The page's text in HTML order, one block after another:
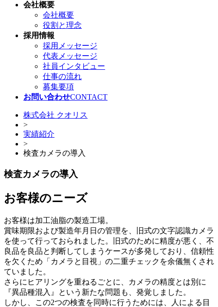
会社概要
会社概要
役割と理念
採用情報
採用メッセージ
代表メッセージ
社員インタビュー
仕事の流れ
募集要項
お問い合わせCONTACT
株式会社 クオリス
>
実績紹介
>
検査カメラの導入
検査カメラの導入
お客様のニーズ
お客様は加工油脂の製造工場。
賞味期限および製造年月日の管理を、旧式の文字認識カメラ
を使って行っておられました。旧式のために精度が悪く、不
良品を良品と判断してしまうケースが多発しており、信頼性
を欠くため「カメラと目視」の二重チェックを余儀無くされ
ていました。
さらにヒアリングを重ねるごとに、カメラの精度とは別に
『異品種混入』という新たな問題も、発覚しました。
しかし、この2つの検査を同時に行うためには、人による目